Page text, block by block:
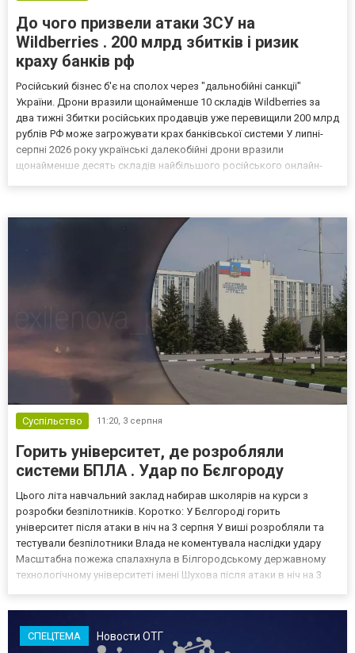
До чого призвели атаки ЗСУ на
Wildberries . 200 млрд збитків і ризик
краху банків рф
Російський бізнес б'є на сполох через "дальнобійні санкції"
України. Дрони вразили щонайменше 10 складів Wildberries за
два тижні Збитки російських продавців уже перевищили 200 млрд
рублів РФ може загрожувати крах банківської системи У липні-
серпні 2026 року українські далекобійні дрони вразили
щонайменше десять складів найбільшого російського онлайн-
Суспільство 11:20, 3 серпня
Горить університет, де розробляли
системи БПЛА . Удар по Бєлгороду
Цього літа навчальний заклад набирав школярів на курси з
розробки безпілотників. Коротко: У Бєлгороді горить
університет після атаки в ніч на 3 серпня У виші розробляли та
тестували безпілотники Влада не коментувала наслідки удару
Масштабна пожежа спалахнула в Білгородському державному
технологічному університеті імені Шухова після атаки в ніч на 3
СПЕЦТЕМА Новости ОТГ